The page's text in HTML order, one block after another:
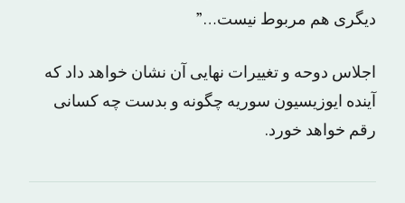
دیگری هم مربوط نیست…”
اجلاس دوحه و تغییرات نهایی آن نشان خواهد داد که
آینده ایوزیسیون سوریه چگونه و بدست چه کسانی
رقم خواهد خورد.